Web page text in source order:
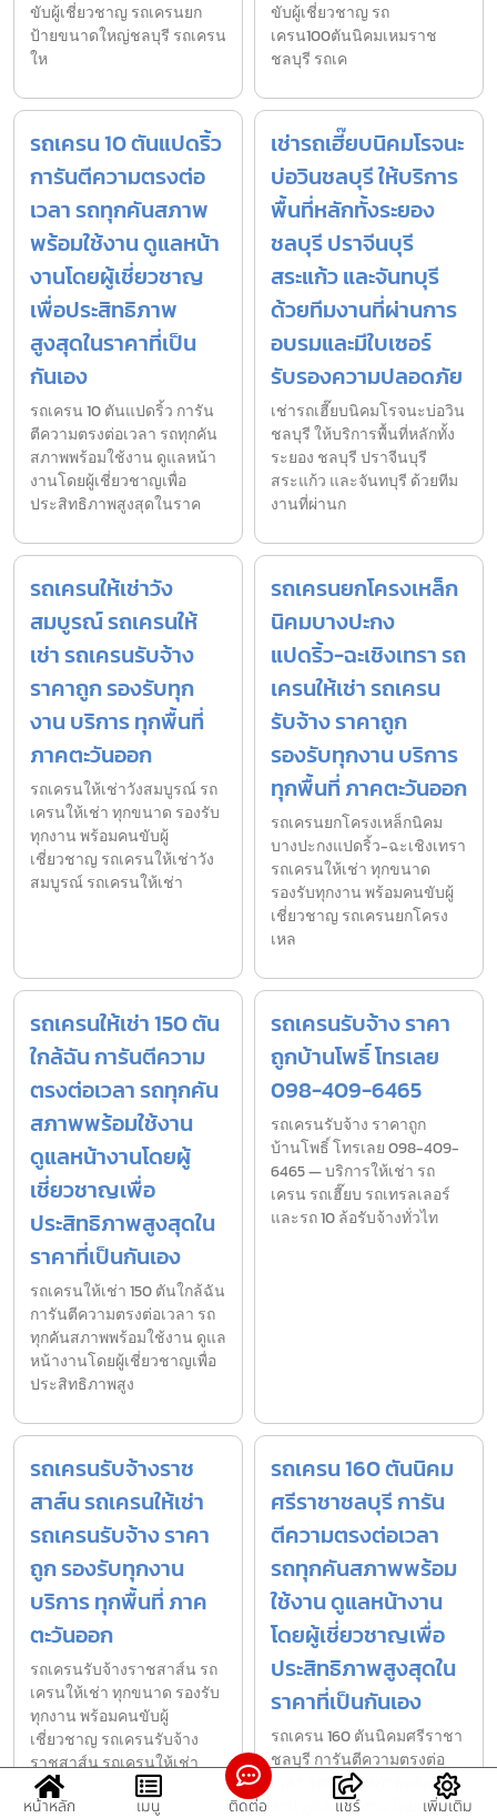
ขับผู้เชี่ยวชาญ รถเครนยก
ป้ายขนาดใหญ่ชลบุรี รถเครน
ให
ขับผู้เชี่ยวชาญ รถ
เครน100ตันนิคมเหมราช
ชลบุรี รถเค
รถเครน 10 ตันแปดริ้ว
การันตีความตรงต่อ
เวลา รถทุกคันสภาพ
พร้อมใช้งาน ดูแลหน้า
งานโดยผู้เชี่ยวชาญ
เพื่อประสิทธิภาพ
สูงสุดในราคาที่เป็น
กันเอง
รถเครน 10 ตันแปดริ้ว การัน
ตีความตรงต่อเวลา รถทุกคัน
สภาพพร้อมใช้งาน ดูแลหน้า
งานโดยผู้เชี่ยวชาญเพื่อ
ประสิทธิภาพสูงสุดในราค
เช่ารถเฮี๊ยบนิคมโรจนะ
บ่อวินชลบุรี ให้บริการ
พื้นที่หลักทั้งระยอง
ชลบุรี ปราจีนบุรี
สระแก้ว และจันทบุรี
ด้วยทีมงานที่ผ่านการ
อบรมและมีใบเซอร์
รับรองความปลอดภัย
เช่ารถเฮี๊ยบนิคมโรจนะบ่อวิน
ชลบุรี ให้บริการพื้นที่หลักทั้ง
ระยอง ชลบุรี ปราจีนบุรี
สระแก้ว และจันทบุรี ด้วยทีม
งานที่ผ่านก
รถเครนให้เช่าวัง
สมบูรณ์ รถเครนให้
เช่า รถเครนรับจ้าง
ราคาถูก รองรับทุก
งาน บริการ ทุกพื้นที่
ภาคตะวันออก
รถเครนให้เช่าวังสมบูรณ์ รถ
เครนให้เช่า ทุกขนาด รองรับ
ทุกงาน พร้อมคนขับผู้
เชี่ยวชาญ รถเครนให้เช่าวัง
สมบูรณ์ รถเครนให้เช่า
รถเครนยกโครงเหล็ก
นิคมบางปะกง
แปดริ้ว-ฉะเชิงเทรา รถ
เครนให้เช่า รถเครน
รับจ้าง ราคาถูก
รองรับทุกงาน บริการ
ทุกพื้นที่ ภาคตะวันออก
รถเครนยกโครงเหล็กนิคม
บางปะกงแปดริ้ว-ฉะเชิงเทรา
รถเครนให้เช่า ทุกขนาด
รองรับทุกงาน พร้อมคนขับผู้
เชี่ยวชาญ รถเครนยกโครง
เหล
รถเครนให้เช่า 150 ตัน
ใกล้ฉัน การันตีความ
ตรงต่อเวลา รถทุกคัน
สภาพพร้อมใช้งาน
ดูแลหน้างานโดยผู้
เชี่ยวชาญเพื่อ
ประสิทธิภาพสูงสุดใน
ราคาที่เป็นกันเอง
รถเครนให้เช่า 150 ตันใกล้ฉัน
การันตีความตรงต่อเวลา รถ
ทุกคันสภาพพร้อมใช้งาน ดูแล
หน้างานโดยผู้เชี่ยวชาญเพื่อ
ประสิทธิภาพสูง
รถเครนรับจ้าง ราคา
ถูกบ้านโพธิ์ โทรเลย
098-409-6465
รถเครนรับจ้าง ราคาถูก
บ้านโพธิ์ โทรเลย 098-409-
6465 — บริการให้เช่า รถ
เครน รถเฮี๊ยบ รถเทรลเลอร์
และรถ 10 ล้อรับจ้างทั่วไท
รถเครนรับจ้างราช
สาส์น รถเครนให้เช่า
รถเครนรับจ้าง ราคา
ถูก รองรับทุกงาน
บริการ ทุกพื้นที่ ภาค
ตะวันออก
รถเครนรับจ้างราชสาส์น รถ
เครนให้เช่า ทุกขนาด รองรับ
ทุกงาน พร้อมคนขับผู้
เชี่ยวชาญ รถเครนรับจ้าง
ราชสาส์น รถเครนให้เช่า
ทุกข
รถเครน 160 ตันนิคม
ศรีราชาชลบุรี การัน
ตีความตรงต่อเวลา
รถทุกคันสภาพพร้อม
ใช้งาน ดูแลหน้างาน
โดยผู้เชี่ยวชาญเพื่อ
ประสิทธิภาพสูงสุดใน
ราคาที่เป็นกันเอง
รถเครน 160 ตันนิคมศรีราชา
ชลบุรี การันตีความตรงต่อ
เวลา รถทุกคันสภาพพร้อมใช้
งาน ดูแลหน้างานโดยผู้
หน้าหลัก เมนู ติดต่อ แชร์ เพิ่มเติม